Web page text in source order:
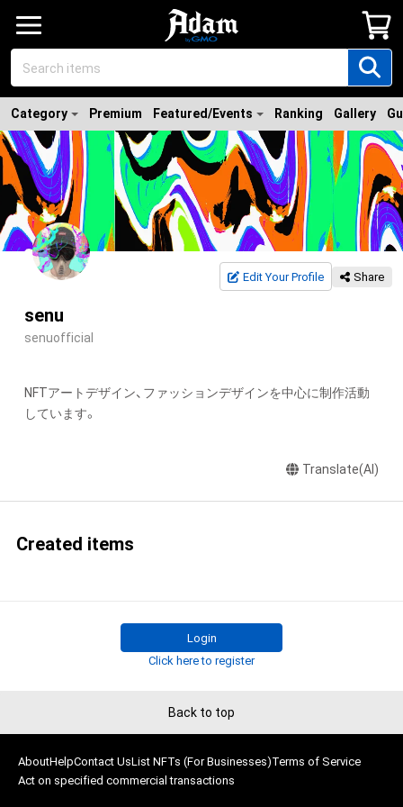
Category Premium Featured/Events Ranking Gallery
Edit Your Profile Share
senu
senuofficial
NFTアートデザイン、ファッションデザインを中心に制作活動
しています。
Translate(AI)
Created items
Login
Click here to register
Back to top
AboutHelpContact UsList NFTs (For Businesses)Terms of Service
Act on specified commercial transactions